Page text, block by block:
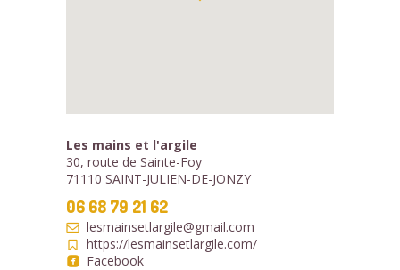
Les mains et l'argile
30, route de Sainte-Foy
71110 SAINT-JULIEN-DE-JONZY
06 68 79 21 62
lesmainsetlargile@gmail.com
https://lesmainsetlargile.com/
Facebook